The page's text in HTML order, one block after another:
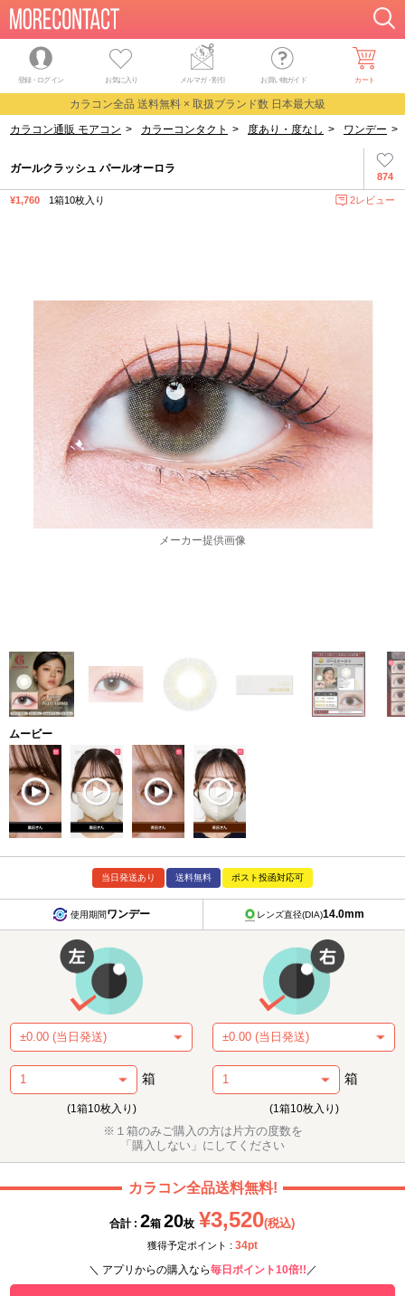
登録・ログイン お気に入り メルマガ・割引 お買い物ガイド カート
カラコン全品 送料無料 × 取扱ブランド数 日本最大級
カラコン通販 モアコン > カラーコンタクト > 度あり・度なし > ワンデー >
874
ガールクラッシュ パールオーロラ
¥1,760 1箱10枚入り 2レビュー
ムービー
当日発送あり 送料無料 ポスト投函対応可
使用期間ワンデー レンズ直径(DIA)14.0mm
箱
(1箱10枚入り)
箱
(1箱10枚入り)
※１箱のみご購入の方は片方の度数を
「購入しない」にしてください
カラコン全品送料無料!
合計 : 2箱 20枚 ¥3,520(税込)
獲得予定ポイント : 34pt
＼ アプリからの購入なら毎日ポイント10倍!! ／